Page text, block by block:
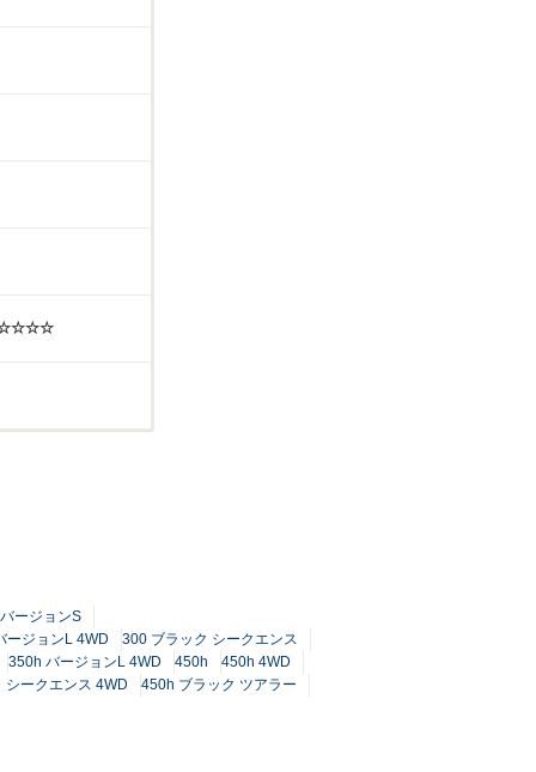
ージョンS
ージョンL 4WD
300 ブラック シークエンス
350h バージョンL 4WD 450h
450h 4WD
シークエンス 4WD
450h ブラック ツアラー